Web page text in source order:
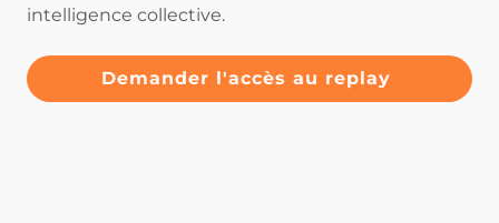
intelligence collective.
Demander l'accès au replay